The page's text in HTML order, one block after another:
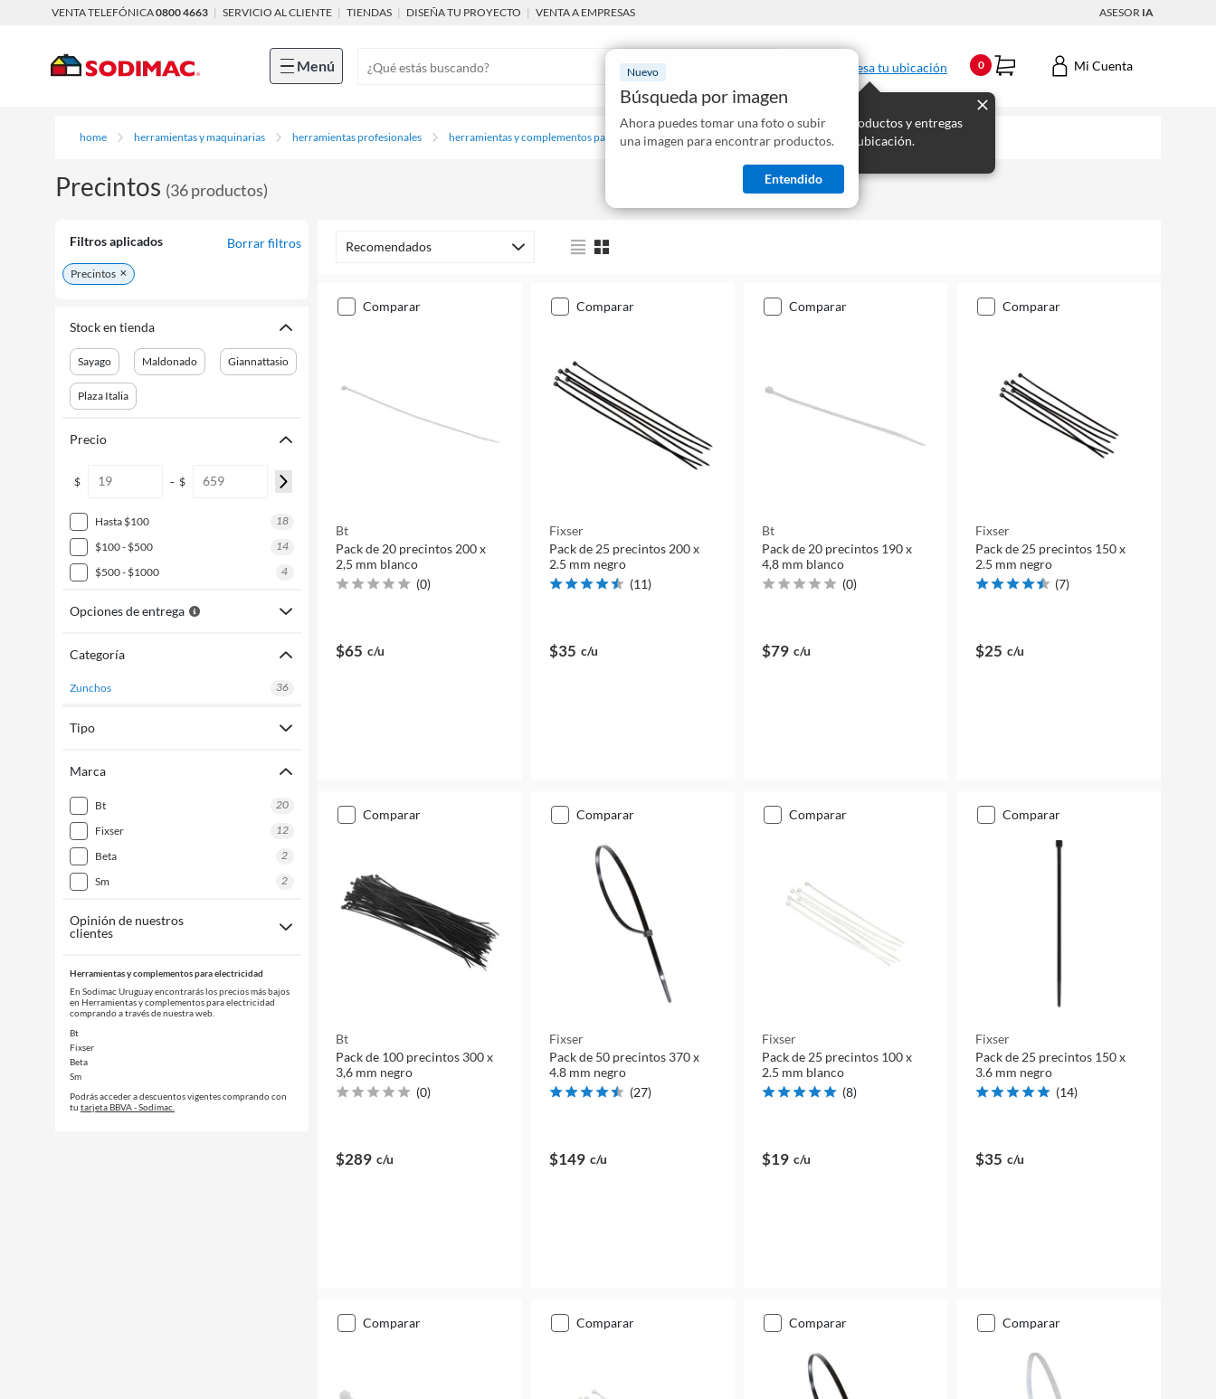
VENTA TELEFÓNICA0800 4663 | SERVICIO AL CLIENTE | TIENDAS | DISEÑA TU PROYECTO | VENTA A EMPRESAS ASESOR IA
Menú Nuevo
Búsqueda por imagen
Ahora puedes tomar una foto o subir
una imagen para encontrar productos.
Entendido
Ingresa tu ubicación
Mostraremos los productos y entregas
disponibles para tu ubicación.
0 Mi Cuenta
home herramientas y maquinarias herramientas profesionales herramientas y complementos para electricidad
Precintos (36productos)
Filtros aplicados Borrar filtros
Precintos
Stock en tienda
Sayago Maldonado Giannattasio
Plaza Italia
Precio
$ - $
hasta $100
18
$100 - $500
14
$500 - $1000
4
Opciones de entrega
Categoría
zunchos 36
Tipo
Marca
bt
20
fixser
12
beta
2
sm
2
Opinión de nuestros
clientes
Herramientas y complementos para electricidad
En Sodimac Uruguay encontrarás los precios más bajos
en Herramientas y complementos para electricidad
comprando a través de nuestra web.
Bt
Fixser
Beta
Sm
Podrás acceder a descuentos vigentes comprando con
tu tarjeta BBVA - Sodimac.
Recomendados
comparar
Bt
Pack de 20 precintos 200 x
2,5 mm blanco
(0)
$65 c/u
comparar
Fixser
Pack de 25 precintos 200 x
2.5 mm negro
(11)
$35 c/u
comparar
Bt
Pack de 20 precintos 190 x
4,8 mm blanco
(0)
$79 c/u
comparar
Fixser
Pack de 25 precintos 150 x
2.5 mm negro
(7)
$25 c/u
comparar
Bt
Pack de 100 precintos 300 x
3,6 mm negro
(0)
$289 c/u
comparar
Fixser
Pack de 50 precintos 370 x
4.8 mm negro
(27)
$149 c/u
comparar
Fixser
Pack de 25 precintos 100 x
2.5 mm blanco
(8)
$19 c/u
comparar
Fixser
Pack de 25 precintos 150 x
3.6 mm negro
(14)
$35 c/u
comparar comparar comparar comparar